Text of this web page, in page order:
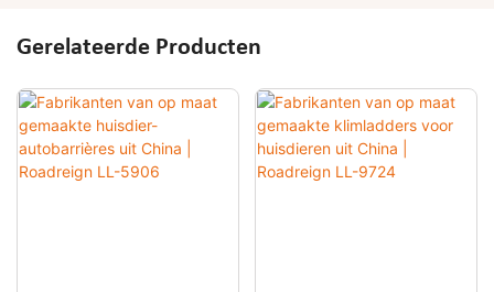
Gerelateerde Producten